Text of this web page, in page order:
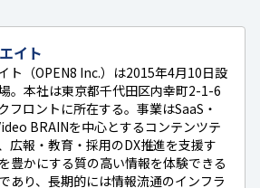
イト
ト（OPEN8 Inc.）は2015年4月10日設
。本社は東京都千代田区内幸町2-1-6
フロントに所在する。事業はSaaS・
BRAINを中心とするコンテンツテ
広報・教育・採用のDX推進を支援す
豊かにする質の高い情報を体験できる
あり、長期的には情報流通のインフラ